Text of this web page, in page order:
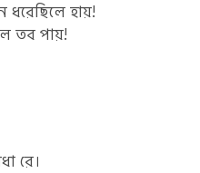
হায়!
তব পায়!
রে।